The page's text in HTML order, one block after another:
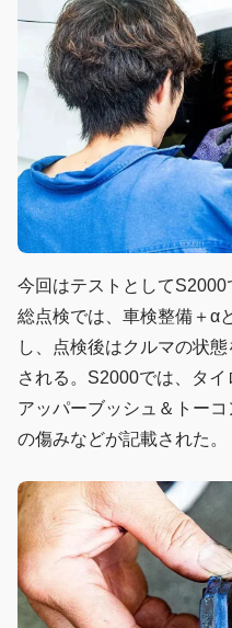
今回はテストとして
総点検では、車検整備＋α
し、点検後はクルマの状
される。S2000では、タ
アッパーブッシュ＆トー
の傷みなどが記載された。